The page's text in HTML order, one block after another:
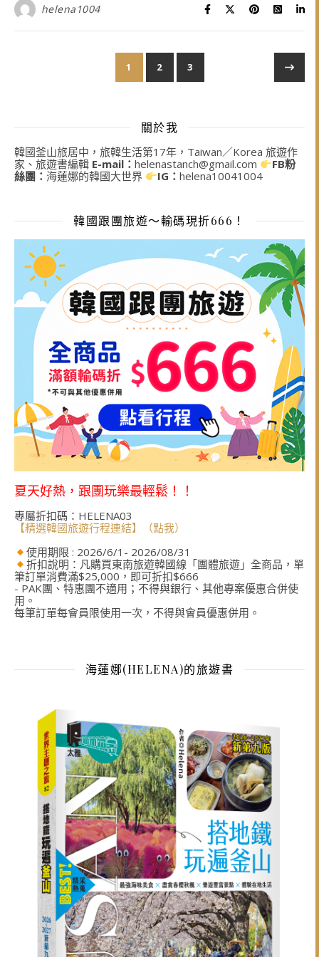
helena1004
1 2 3
關於我
韓國釜山旅居中，旅韓生活第17年，Taiwan／Korea 旅遊作
家、旅遊書編輯 E-mail： helenastanch@gmail.com
FB粉
絲團： 海蓮娜的韓國大世界 IG：helena10041004
韓國跟團旅遊～輸碼現折666！
夏天好熱，跟團玩樂最輕鬆！！
專屬折扣碼：HELENA03
【精選韓國旅遊行程連結】（點我）
使用期限 : 2026/6/1- 2026/08/31
折扣說明：凡購買東南旅遊韓國線「團體旅遊」全商品，單
筆訂單消費滿$25,000，即可折扣$666
- PAK團、特惠團不適用；不得與銀行、其他專案優惠合併使
用。
每筆訂單每會員限使用一次，不得與會員優惠併用。
海蓮娜(HELENA)的旅遊書